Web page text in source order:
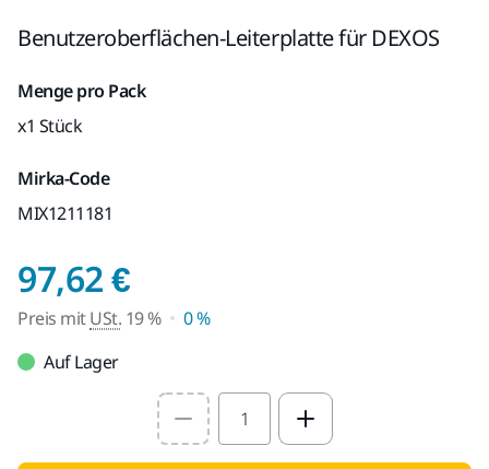
Benutzeroberflächen-Leiterplatte für DEXOS
Menge pro Pack
x1 Stück
Mirka-Code
MIX1211181
97,62 €Preis mit USt. 19 %
Preis mitUSt. 19 %
0 %
Auf Lager
Select quantity value